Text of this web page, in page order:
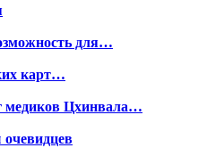
для…
карт…
медиков Цхинвала…
очевидцев